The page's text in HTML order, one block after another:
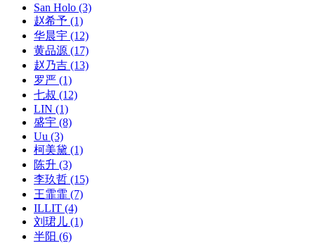
San Holo (3)
赵希予 (1)
华晨宇 (12)
黄品源 (17)
赵乃吉 (13)
罗严 (1)
七叔 (12)
LIN (1)
盛宇 (8)
Uu (3)
柯美黛 (1)
陈升 (3)
李玖哲 (15)
王霏霏 (7)
ILLIT (4)
刘珺儿 (1)
半阳 (6)